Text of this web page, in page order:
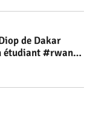
de Dakar
étudiant #rwanda